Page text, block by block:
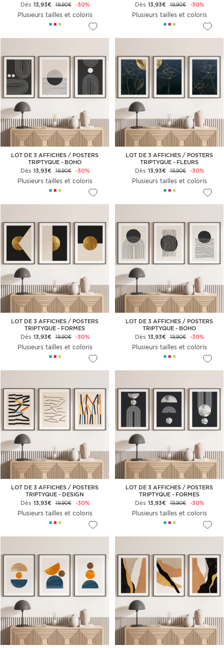
Dès 13,93€ 19,90€ -30%
Plusieurs tailles et coloris
Dès 13,93€ 19,90€ -30%
Plusieurs tailles et coloris
LOT DE 3 AFFICHES / POSTERS
TRIPTYQUE - BOHO
Dès 13,93€ 19,90€ -30%
Plusieurs tailles et coloris
LOT DE 3 AFFICHES / POSTERS
TRIPTYQUE - FLEURS
Dès 13,93€ 19,90€ -30%
Plusieurs tailles et coloris
LOT DE 3 AFFICHES / POSTERS
TRIPTYQUE - FORMES
GÉOMÉTRIQUES
Dès 13,93€ 19,90€ -30%
Plusieurs tailles et coloris
LOT DE 3 AFFICHES / POSTERS
TRIPTYQUE - BOHO
Dès 13,93€ 19,90€ -30%
Plusieurs tailles et coloris
LOT DE 3 AFFICHES / POSTERS
TRIPTYQUE - DESIGN
Dès 13,93€ 19,90€ -30%
Plusieurs tailles et coloris
LOT DE 3 AFFICHES / POSTERS
TRIPTYQUE - FORMES
GÉOMÉTRIQUES
Dès 13,93€ 19,90€ -30%
Plusieurs tailles et coloris